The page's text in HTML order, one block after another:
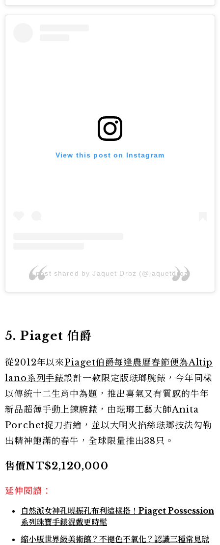
View this post on Instagram
A post shared by Jaquet Droz (@jaquetdroz)
5. Piaget 伯爵
從2012年以來Piaget伯爵每逢農曆春節便為Altip
lano系列手錶設計一款限定版琺瑯腕錶，今年同樣
以傳統十二生肖中為題，推出喜氣又有質感的牛年
新品超薄手動上鍊腕錶，由琺瑯工藝大師Anita
Porchet捉刀描繪，並以大明火掐絲琺瑯技法勾勒
出精神飽滿的春牛，全球限量推出38只。
售價NT$2,120,000
延伸閱讀：
自然派女神孔曉振孔布利這樣搭！Piaget Possession
系列珠寶手錶混戴更時髦
縮小版世界級美術館？不褪色不氧化？認識三種常見琺